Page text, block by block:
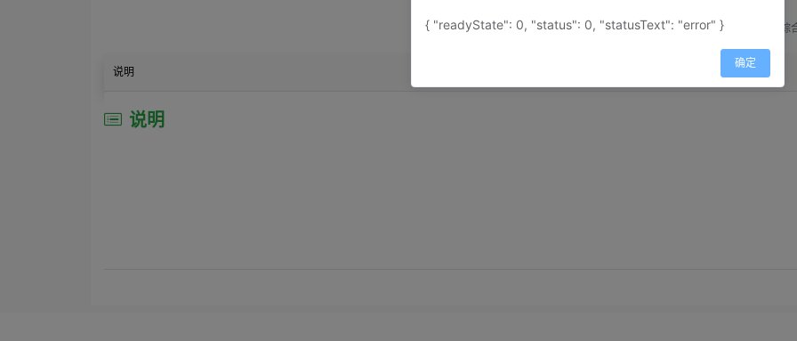
属性： 地图属性： 地图类型-综
说明
说明
{ "readyState": 0, "status": 0, "statusText": "error" }
确定